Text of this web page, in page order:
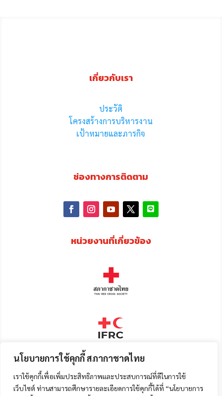
นโยบายการใช้คุกกี้ สภากาชาดไทย
เราใช้คุกกี้เพื่อเพิ่มประสิทธิภาพและประสบการณ์ที่ดีในการใช้
เว็บไซต์ ท่านสามารถศึกษารายละเอียดการใช้คุกกี้ได้ที่ “นโยบายการ
เกี่ยวกับเรา
ประวัติ
โครงสร้างการบริหารงาน
เป้าหมายและภารกิจ
ช่องทางการติดตาม
หน่วยงานที่เกี่ยวข้อง